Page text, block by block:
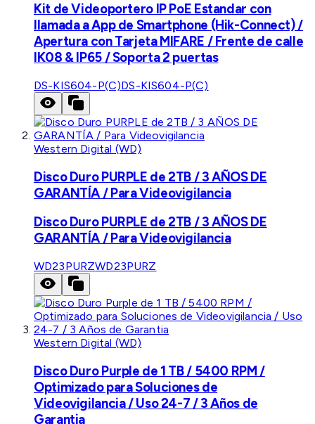
Kit de Videoportero IP PoE Estandar con
llamada a App de Smartphone (Hik-Connect) /
Apertura con Tarjeta MIFARE / Frente de calle
IK08 & IP65 / Soporta 2 puertas
DS-KIS604-P(C)DS-KIS604-P(C)
Western Digital (WD)
Disco Duro PURPLE de 2TB / 3 AÑOS DE
GARANTÍA / Para Videovigilancia
Disco Duro PURPLE de 2TB / 3 AÑOS DE
GARANTÍA / Para Videovigilancia
WD23PURZWD23PURZ
Western Digital (WD)
Disco Duro Purple de 1 TB / 5400 RPM /
Optimizado para Soluciones de
Videovigilancia / Uso 24-7 / 3 Años de
Garantia